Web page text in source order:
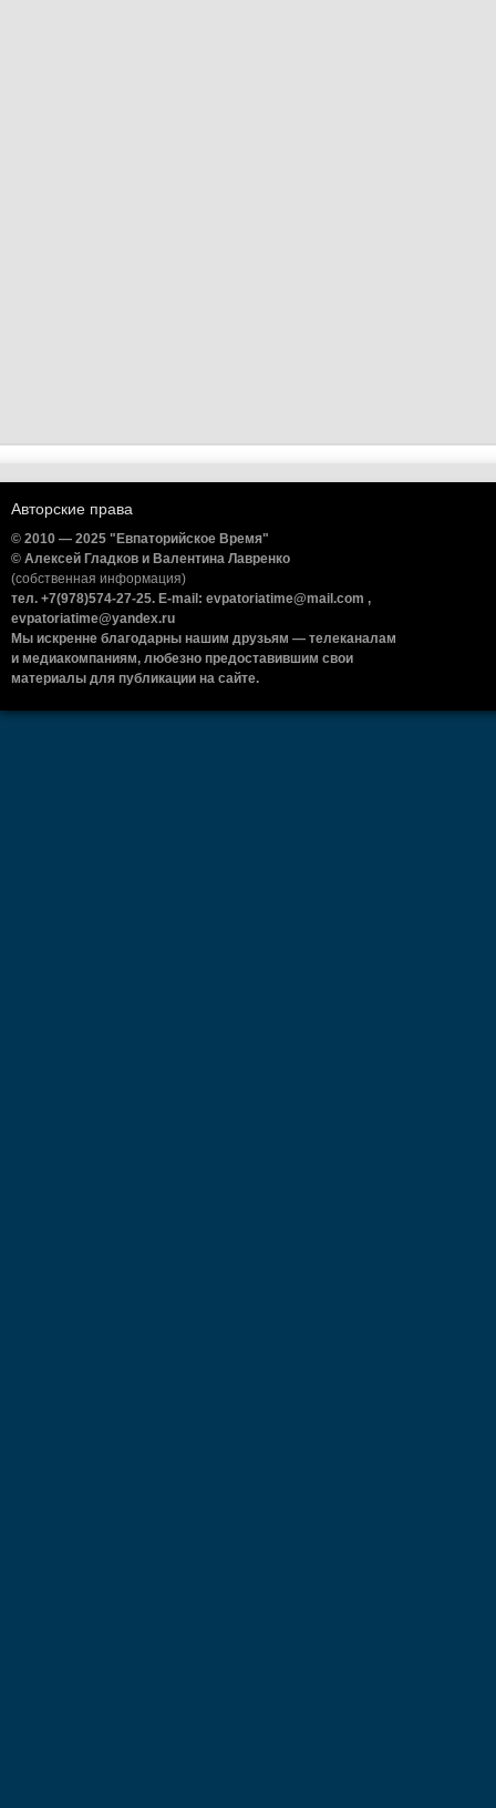
Авторские права
© 2010 — 2025 "Евпаторийское Время"
© Алексей Гладков и Валентина Лавренко
(собственная информация)
тел. +7(978)574-27-25. E-mail: evpatoriatime@mail.com ,
evpatoriatime@yandex.ru
Мы искренне благодарны нашим друзьям — телеканалам
и медиакомпаниям, любезно предоставившим свои
материалы для публикации на сайте.